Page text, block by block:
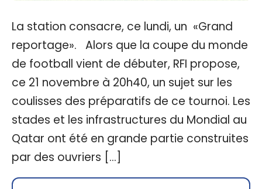
La station consacre, ce lundi, un «Grand
reportage». Alors que la coupe du monde
de football vient de débuter, RFI propose,
ce 21 novembre à 20h40, un sujet sur les
coulisses des préparatifs de ce tournoi. Les
stades et les infrastructures du Mondial au
Qatar ont été en grande partie construites
par des ouvriers […]